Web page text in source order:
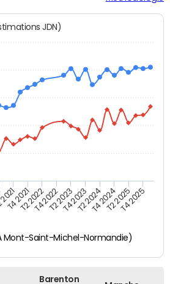
: estimations JDN)
Mont-Saint-Michel-Normandie)
T4 2021T2 2022T4 2022T2 2023T4 2023T2 2024T4 2024T2 2025T4 2025
Barenton